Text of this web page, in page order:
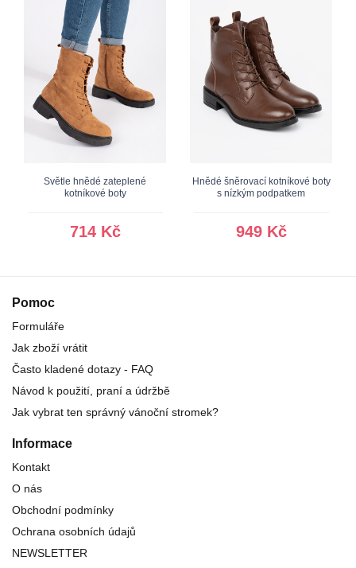
Světle hnědé zateplené
kotníkové boty
714 Kč
Hnědé šněrovací kotníkové boty
s nízkým podpatkem
949 Kč
Pomoc
Formuláře
Jak zboží vrátit
Často kladené dotazy - FAQ
Návod k použití, praní a údržbě
Jak vybrat ten správný vánoční stromek?
Informace
Kontakt
O nás
Obchodní podmínky
Ochrana osobních údajů
NEWSLETTER